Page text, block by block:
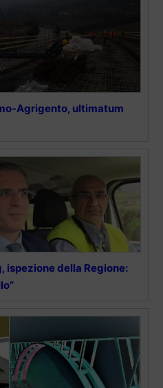
Agrigento, ultimatum
ispezione della Regione: